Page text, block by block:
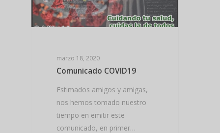
marzo 18, 2020
Comunicado COVID19
Estimados amigos y amigas,
nos hemos tomado nuestro
tiempo en emitir este
comunicado, en primer…